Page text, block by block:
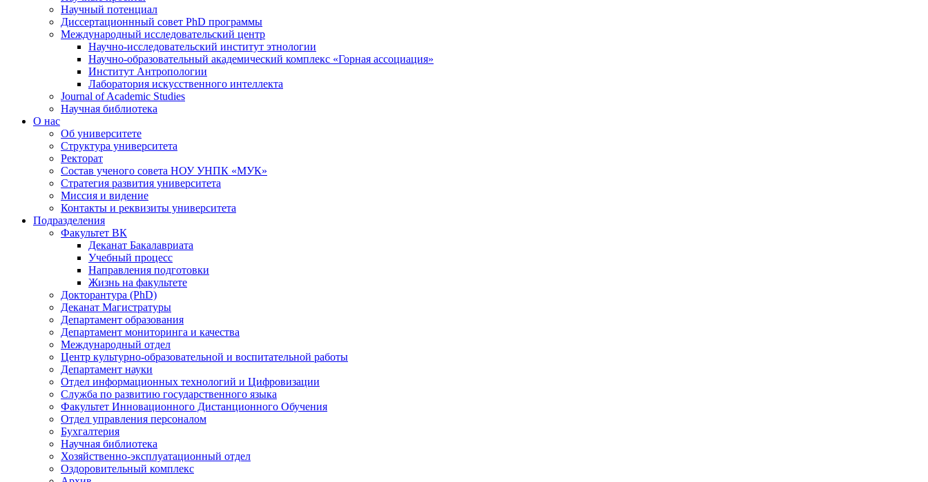
Научный потенциал
Диссертационнный совет PhD программы
Международный исследовательский центр
Научно-исследовательский институт этнологии
Научно-образовательный академический комплекс «Горная ассоциация»
Институт Антропологии
Лаборатория искусственного интеллекта
Journal of Academic Studies
Научная библиотека
О нас
Об университете
Структура университета
Ректорат
Состав ученого совета НОУ УНПК «МУК»
Стратегия развития университета
Миссия и видение
Контакты и реквизиты университета
Подразделения
Факультет ВК
Деканат Бакалавриата
Учебный процесс
Направления подготовки
Жизнь на факультете
Докторантура (PhD)
Деканат Магистратуры
Департамент образования
Департамент мониторинга и качества
Международный отдел
Центр культурно-образовательной и воспитательной работы
Департамент науки
Отдел информационных технологий и Цифровизации
Служба по развитию государственного языка
Факультет Инновационного Дистанционного Обучения
Отдел управления персоналом
Бухгалтерия
Научная библиотека
Хозяйственно-эксплуатационный отдел
Оздоровительный комплекс